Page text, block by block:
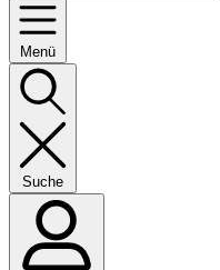
Menü
Suche